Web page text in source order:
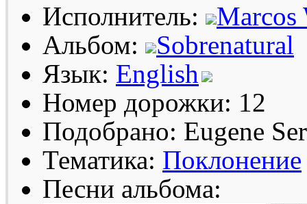
Исполнитель:
Marcos
Альбом:
Sobrenatural
Язык: English
Номер дорожки: 12
Подобрано: Eugene
Тематика: Поклонение
Песни альбома: